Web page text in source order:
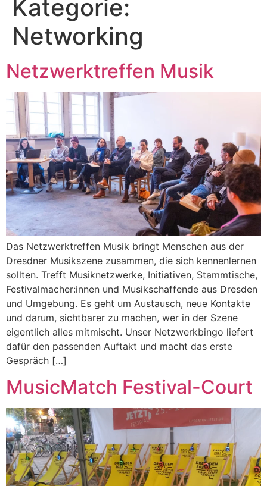
Kategorie:
Networking
Netzwerktreffen Musik
Das Netzwerktreffen Musik bringt Menschen aus der
Dresdner Musikszene zusammen, die sich kennenlernen
sollten. Trefft Musiknetzwerke, Initiativen, Stammtische,
Festivalmacher:innen und Musikschaffende aus Dresden
und Umgebung. Es geht um Austausch, neue Kontakte
und darum, sichtbarer zu machen, wer in der Szene
eigentlich alles mitmischt. Unser Netzwerkbingo liefert
dafür den passenden Auftakt und macht das erste
Gespräch […]
MusicMatch Festival-Court